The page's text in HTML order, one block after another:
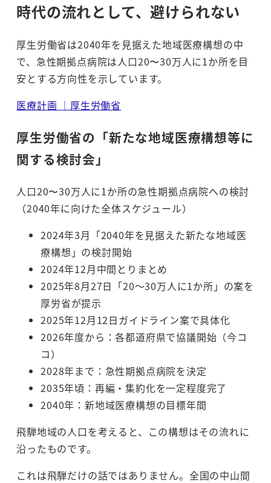
時代の流れとして、避けられない
厚生労働省は2040年を見据えた地域医療構想の中
で、急性期拠点病院は人口20〜30万人に1か所を目
安とする方向性を示しています。
医療計画 ｜厚生労働省
厚生労働省の「新たな地域医療構想等に
関する検討会」
人口20〜30万人に1か所の急性期拠点病院への検討
（2040年に向けた全体スケジュール）
2024年3月「2040年を見据えた新たな地域医
療構想」の検討開始
2024年12月中間とりまとめ
2025年8月27日「20～30万人に1か所」の案を
厚労省が提示
2025年12月12日ガイドライン案で具体化
2026年度から：各都道府県で協議開始（今コ
コ）
2028年まで：急性期拠点病院を決定
2035年頃：再編・集約化を一定程度完了
2040年：新地域医療構想の目標年間
飛騨地域の人口を考えると、この構想はその流れに
沿ったものです。
これは飛騨だけの話ではありません。全国の中山間